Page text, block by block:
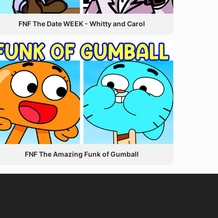
FNF The Date WEEK - Whitty and Carol
FNF The Amazing Funk of Gumball